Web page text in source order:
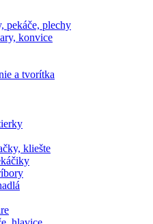
pekáče, plechy
konvice
a tvorítka
kliešte